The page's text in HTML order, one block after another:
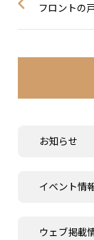
お知らせ
イベント情
ウェブ掲載
フロントの